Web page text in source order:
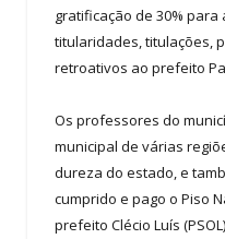
gratificação de 30%
titularidades, titulações,
retroativos ao prefeito
Os professores do
municipal de várias
dureza do estado, e
cumprido e pago o Piso
prefeito Clécio Luís